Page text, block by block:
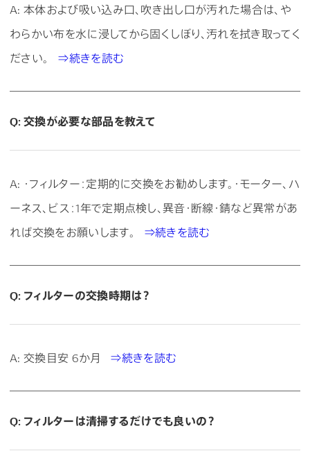
A: 本体および吸い込み口、吹き出し口が汚れた場合は、や
わらかい布を水に浸してから固くしぼり、汚れを拭き取ってく
ださい。 ⇒続きを読む
Q: 交換が必要な部品を教えて
A: ・フィルター：定期的に交換をお勧めします。・モーター、ハ
ーネス、ビス：1年で定期点検し、異音・断線・錆など異常があ
れば交換をお願いします。 ⇒続きを読む
Q: フィルターの交換時期は？
A: 交換目安 6か月 ⇒続きを読む
Q: フィルターは清掃するだけでも良いの？